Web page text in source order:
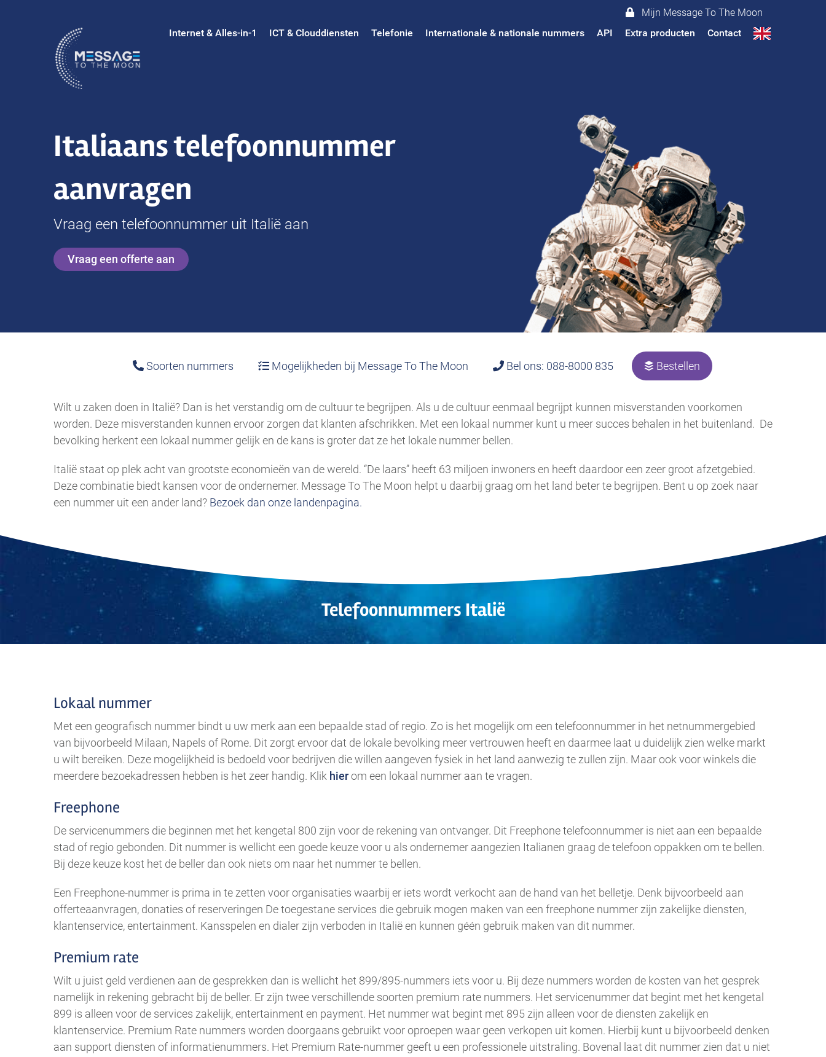
Mijn Message To The Moon
Internet & Alles-in-1
ICT & Clouddiensten Telefonie Internationale & nationale nummers API Extra producten Contact
Italiaans telefoonnummer
aanvragen
Vraag een telefoonnummer uit Italië aan
Vraag een offerte aan
Soorten nummers Mogelijkheden bij Message To The Moon Bel ons: 088-8000 835 Bestellen
Wilt u zaken doen in Italië? Dan is het verstandig om de cultuur te begrijpen. Als u de cultuur eenmaal begrijpt kunnen misverstanden voorkomen
worden. Deze misverstanden kunnen ervoor zorgen dat klanten afschrikken. Met een lokaal nummer kunt u meer succes behalen in het buitenland. De
bevolking herkent een lokaal nummer gelijk en de kans is groter dat ze het lokale nummer bellen.
Italië staat op plek acht van grootste economieën van de wereld. ‘’De laars’’ heeft 63 miljoen inwoners en heeft daardoor een zeer groot afzetgebied.
Deze combinatie biedt kansen voor de ondernemer. Message To The Moon helpt u daarbij graag om het land beter te begrijpen. Bent u op zoek naar
een nummer uit een ander land? Bezoek dan onze landenpagina.
Telefoonnummers Italië
Lokaal nummer
Met een geografisch nummer bindt u uw merk aan een bepaalde stad of regio. Zo is het mogelijk om een telefoonnummer in het netnummergebied
van bijvoorbeeld Milaan, Napels of Rome. Dit zorgt ervoor dat de lokale bevolking meer vertrouwen heeft en daarmee laat u duidelijk zien welke markt
u wilt bereiken. Deze mogelijkheid is bedoeld voor bedrijven die willen aangeven fysiek in het land aanwezig te zullen zijn. Maar ook voor winkels die
meerdere bezoekadressen hebben is het zeer handig. Klik hierom een lokaal nummer aan te vragen.
Freephone
De servicenummers die beginnen met het kengetal 800 zijn voor de rekening van ontvanger. Dit Freephone telefoonnummer is niet aan een bepaalde
stad of regio gebonden. Dit nummer is wellicht een goede keuze voor u als ondernemer aangezien Italianen graag de telefoon oppakken om te bellen.
Bij deze keuze kost het de beller dan ook niets om naar het nummer te bellen.
Een Freephone-nummer is prima in te zetten voor organisaties waarbij er iets wordt verkocht aan de hand van het belletje. Denk bijvoorbeeld aan
offerteaanvragen, donaties of reserveringen De toegestane services die gebruik mogen maken van een freephone nummer zijn zakelijke diensten,
klantenservice, entertainment. Kansspelen en dialer zijn verboden in Italië en kunnen géén gebruik maken van dit nummer.
Premium rate
Wilt u juist geld verdienen aan de gesprekken dan is wellicht het 899/895-nummers iets voor u. Bij deze nummers worden de kosten van het gesprek
namelijk in rekening gebracht bij de beller. Er zijn twee verschillende soorten premium rate nummers. Het servicenummer dat begint met het kengetal
899 is alleen voor de services zakelijk, entertainment en payment. Het nummer wat begint met 895 zijn alleen voor de diensten zakelijk en
klantenservice. Premium Rate nummers worden doorgaans gebruikt voor oproepen waar geen verkopen uit komen. Hierbij kunt u bijvoorbeeld denken
aan support diensten of informatienummers. Het Premium Rate-nummer geeft u een professionele uitstraling. Bovenal laat dit nummer zien dat u niet